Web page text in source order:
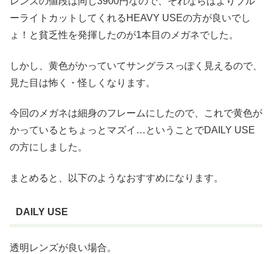
ーライトカットしてくれるHEAVY USEの方が良いでし
ょ！と貧乏性を発揮したのが1本目のメガネでした。
しかし、黄色がかっていてサングラスっぽく見えるので、
見た目は怖く・怪しくなります。
今回のメガネは細身のフレームにしたので、これで黄色が
かっているとちょっとマズイ…ということでDAILY USE
の方にしました。
まとめると、以下のようなおすすめになります。
DAILY USE
透明レンズが良い場合。